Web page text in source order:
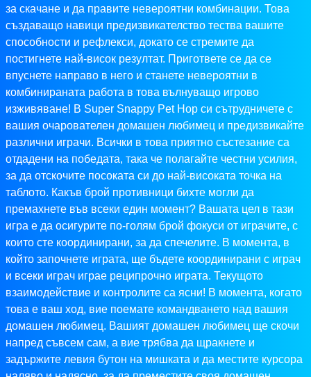
за скачане и да правите невероятни комбинации. Това
създаващо навици предизвикателство тества вашите
способности и рефлекси, докато се стремите да
постигнете най-висок резултат. Пригответе се да се
впуснете направо в него и станете невероятни в
комбинираната работа в това вълнуващо игрово
изживяване! В Super Snappy Pet Hop си сътрудничете с
вашия очарователен домашен любимец и предизвикайте
различни играчи. Всички в това приятно състезание са
отдадени на победата, така че полагайте честни усилия,
за да отскочите посоката си до най-високата точка на
таблото. Какъв брой противници бихте могли да
премахнете във всеки един момент? Вашата цел в тази
игра е да осигурите по-голям брой фокуси от играчите, с
които сте координирани, за да спечелите. В момента, в
който започнете играта, ще бъдете координирани с играч
и всеки играч играе реципрочно играта. Текущото
взаимодействие и контролите са ясни! В момента, когато
това е ваш ход, вие поемате командването над вашия
домашен любимец. Вашият домашен любимец ще скочи
напред съвсем сам, а вие трябва да щракнете и
задържите левия бутон на мишката и да местите курсора